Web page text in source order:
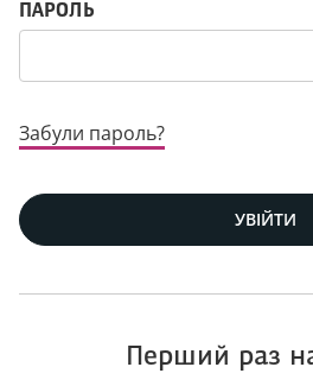
ПАРОЛЬ
Забули пароль?
УВІЙТИ
Перший раз